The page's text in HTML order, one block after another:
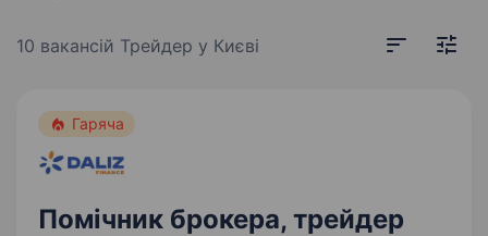
10 вакансій Трейдер у Києві
Гаряча
Помічник брокера, трейдер